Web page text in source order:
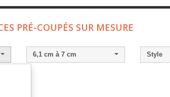
PRÉ-COUPÉS SUR MESURE
6,1 cm à 7 cm Style
12.